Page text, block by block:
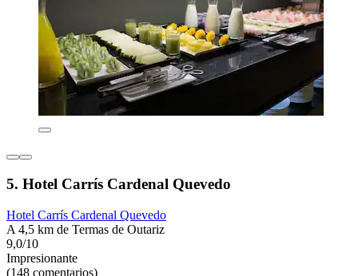
5. Hotel Carrís Cardenal Quevedo
Hotel Carrís Cardenal Quevedo
A 4,5 km de Termas de Outariz
9,0/10
Impresionante
(148 comentarios)